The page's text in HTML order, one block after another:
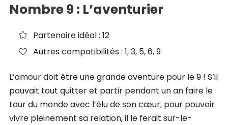
Nombre 9 : L’aventurier
Partenaire idéal : 12
Autres compatibilités : 1, 3, 5, 6, 9
L’amour doit être une grande aventure pour le 9 ! S’il
pouvait tout quitter et partir pendant un an faire le
tour du monde avec l’élu de son cœur, pour pouvoir
vivre pleinement sa relation, il le ferait sur-le-